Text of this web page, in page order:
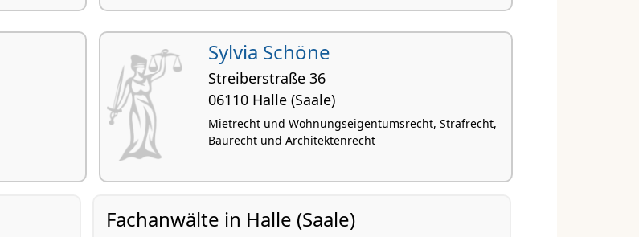
Sylvia Schöne
Streiberstraße 36
06110 Halle (Saale)
Mietrecht und Wohnungseigentumsrecht, Strafrecht,
Baurecht und Architektenrecht
Fachanwälte in Halle (Saale)